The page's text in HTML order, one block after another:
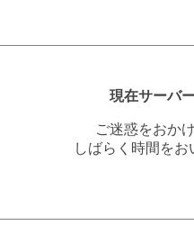
現在サーバ
ご迷惑をおか
しばらく時間を